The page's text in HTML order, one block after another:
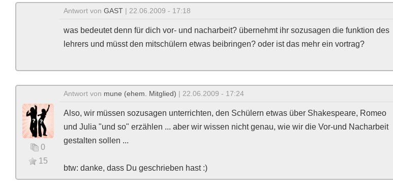
Antwort von GAST | 22.06.2009 - 17:18
was bedeutet denn für dich vor- und nacharbeit? übernehmt ihr sozusagen die funktion des
lehrers und müsst den mitschülern etwas beibringen? oder ist das mehr ein vortrag?
0
15
Antwort von mune (ehem. Mitglied) | 22.06.2009 - 17:24
Also, wir müssen sozusagen unterrichten, den Schülern etwas über Shakespeare, Romeo
und Julia "und so" erzählen ... aber wir wissen nicht genau, wie wir die Vor-und Nacharbeit
gestalten sollen ...
btw: danke, dass Du geschrieben hast :)